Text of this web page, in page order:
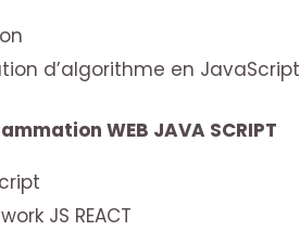
d’algorithme en JavaScript
WEB JAVA SCRIPT
JS REACT